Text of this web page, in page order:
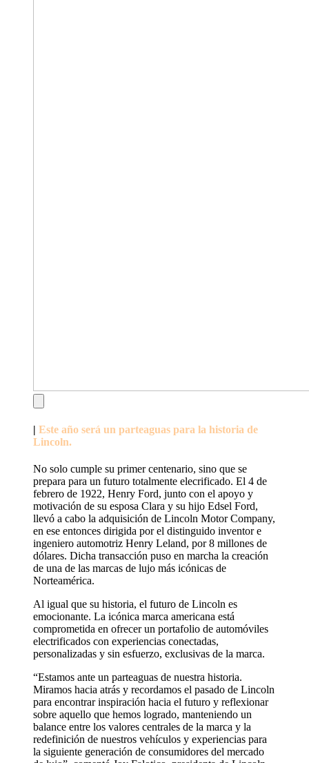
| Este año será un parteaguas para la historia de
Lincoln.
No solo cumple su primer centenario, sino que se
prepara para un futuro totalmente elecrificado. El 4 de
febrero de 1922, Henry Ford, junto con el apoyo y
motivación de su esposa Clara y su hijo Edsel Ford,
llevó a cabo la adquisición de Lincoln Motor Company,
en ese entonces dirigida por el distinguido inventor e
ingeniero automotriz Henry Leland, por 8 millones de
dólares. Dicha transacción puso en marcha la creación
de una de las marcas de lujo más icónicas de
Norteamérica.
Al igual que su historia, el futuro de Lincoln es
emocionante. La icónica marca americana está
comprometida en ofrecer un portafolio de automóviles
electrificados con experiencias conectadas,
personalizadas y sin esfuerzo, exclusivas de la marca.
“Estamos ante un parteaguas de nuestra historia.
Miramos hacia atrás y recordamos el pasado de Lincoln
para encontrar inspiración hacia el futuro y reflexionar
sobre aquello que hemos logrado, manteniendo un
balance entre los valores centrales de la marca y la
redefinición de nuestros vehículos y experiencias para
la siguiente generación de consumidores del mercado